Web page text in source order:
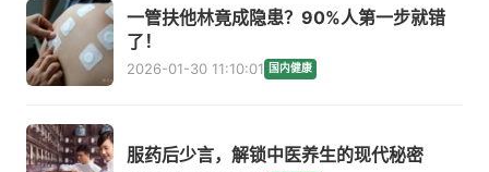
一管扶他林竟成隐患？90%人第一步就错
了！
2026-01-30 11:10:01 国内健康
服药后少言，解锁中医养生的现代秘密